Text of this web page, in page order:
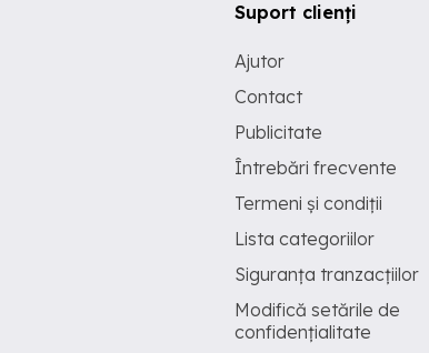
Suport clienți
Ajutor
Contact
Publicitate
Întrebări frecvente
Termeni și condiții
Lista categoriilor
Siguranța tranzacțiilor
Modifică setările de
confidențialitate